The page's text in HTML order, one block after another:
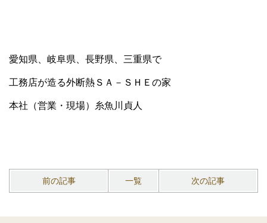
愛知県、岐阜県、長野県、三重県で
工務店が造る外断熱ＳＡ－ＳＨＥの家
本社（営業・現場）糸魚川貞人
前の記事 一覧 次の記事